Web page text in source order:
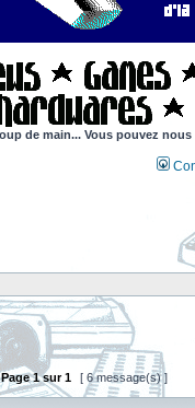
de main... Vous pouvez
1sur1 [ 6 message(s) ]